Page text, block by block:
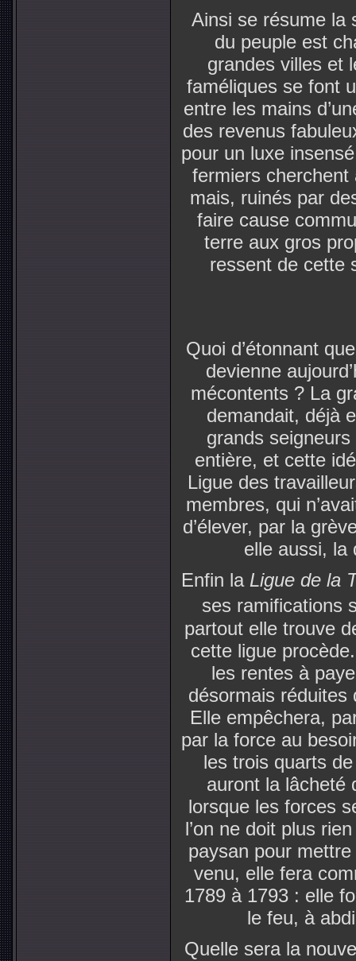
Ainsi se résume la
du peuple est
grandes villes et
faméliques se font
entre les mains
des revenus
pour un luxe
fermiers
mais, ruinés par
faire cause
terre aux gros
ressent de cette
Quoi d’étonnant
devienne
mécontents ? La
demandait, déjà
grands
entière, et cette
Ligue des
membres, qui
d’élever, par la
elle aussi, la
Enfin la Ligue de la
ses ramifications
partout elle trouve
cette ligue
les rentes à
désormais réduites
Elle empêchera,
par la force au
les trois quarts
auront la lâcheté
lorsque les forces
l’on ne doit plus
paysan pour
venu, elle fera
1789 à 1793 : elle
le feu, à
Quelle sera la